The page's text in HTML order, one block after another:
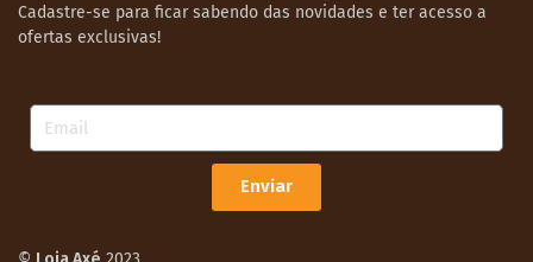
Cadastre-se para ficar sabendo das novidades e ter acesso a
ofertas exclusivas!
Enviar